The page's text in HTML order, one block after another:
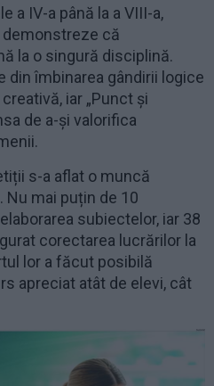
a IV-a până la a VIII-a,
că
la o singură disciplină.
din îmbinarea gândirii logice
iar „Punct și
de a-și valorifica
s-a aflat o muncă
mai puțin de 10
subiectelor, iar 38
corectarea lucrărilor la
lor a făcut posibilă
apreciat atât de elevi, cât